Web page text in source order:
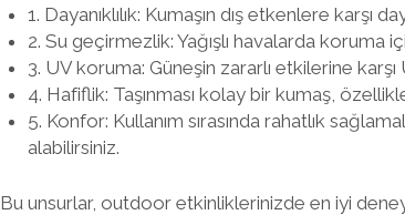
1. Dayanıklılık: Kumaşın dış etkenlere karşı
2. Su geçirmezlik: Yağışlı havalarda koruma
3. UV koruma: Güneşin zararlı etkilerine
4. Hafiflik: Taşınması kolay bir kumaş,
5. Konfor: Kullanım sırasında rahatlık
alabilirsiniz.
Bu unsurlar, outdoor etkinliklerinizde en iyi